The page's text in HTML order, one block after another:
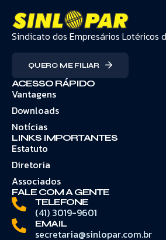
Sindicato dos Empresários Lotéricos
QUERO ME FILIAR
ACESSO RÁPIDO
Vantagens
Downloads
Notícias
LINKS IMPORTANTES
Estatuto
Diretoria
Associados
FALE COM A GENTE
TELEFONE
(41) 3019-9601
EMAIL
secretaria@sinlopar.com.br